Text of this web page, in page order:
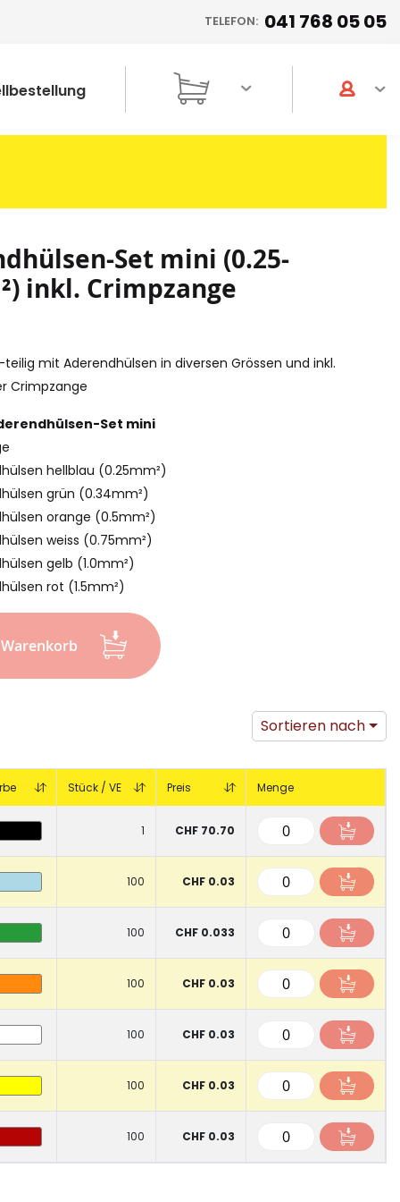
TELEFON: 041 768 05 05
Set mini (0.25-
inkl. Crimpzange
mit Aderendhülsen in diversen Grössen und inkl.
Crimpzange
Set mini
hellblau (0.25mm²)
grün (0.34mm²)
orange (0.5mm²)
weiss (0.75mm²)
gelb (1.0mm²)
rot (1.5mm²)
Sortieren nach
Stück / VE Preis Menge
1 CHF 70.70
100 CHF 0.03
100 CHF 0.033
100 CHF 0.03
100 CHF 0.03
100 CHF 0.03
100 CHF 0.03